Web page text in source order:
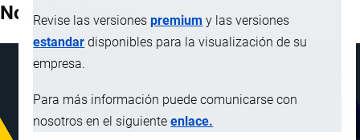
Revise las versionespremium y las versiones
estandar disponibles para la visualización de su
empresa.
Para más información puede comunicarse con
nosotros en el siguienteenlace.
Nota Explicativa